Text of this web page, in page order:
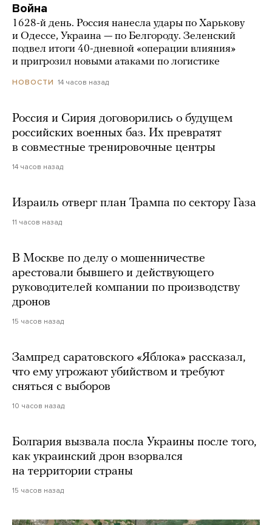
Война
1628-й день. Россия нанесла удары по Харькову
и Одессе, Украина — по Белгороду. Зеленский
подвел итоги 40-дневной «операции влияния»
и пригрозил новыми атаками по логистике
НОВОСТИ 14 часов назад
Россия и Сирия договорились о будущем
российских военных баз. Их превратят
в совместные тренировочные центры
14 часов назад
Израиль отверг план Трампа по сектору Газа
11 часов назад
В Москве по делу о мошенничестве
арестовали бывшего и действующего
руководителей компании по производству
дронов
15 часов назад
Зампред саратовского «Яблока» рассказал,
что ему угрожают убийством и требуют
сняться с выборов
10 часов назад
Болгария вызвала посла Украины после того,
как украинский дрон взорвался
на территории страны
15 часов назад